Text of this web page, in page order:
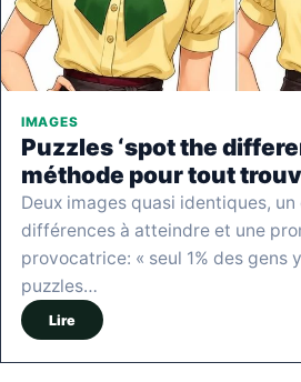
IMAGES
Puzzles ‘spot the
méthode pour tout
Deux images quasi identiques,
différences à atteindre et une
provocatrice: « seul 1% des gens
puzzles…
Lire